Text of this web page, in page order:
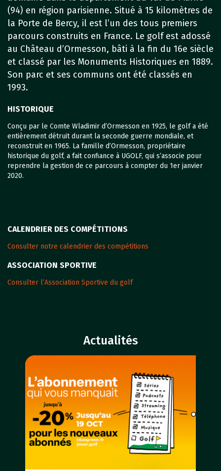
(94) en région parisienne. Situé à 15 kilomètres de
la Porte de Bercy, il est l’un des tous premiers
parcours construits en France. Le golf est adossé
au Château d’Ormesson, bâti à la fin du 16e siècle
et classé par les Monuments Historiques en 1889.
Son parc et ses communs ont été classés en
1993.
HISTORIQUE
Conçu par le Comte Wladimir d’Ormesson en 1925, le golf a été
entièrement détruit durant la seconde guerre mondiale, et
reconstruit en 1965. La famille d’Ormesson, propriétaire
historique du golf, a fait confiance à UGOLF, qui s’associe pour
reprendre la gestion de ce parcours à compter du 1er janvier
2020.
CALENDRIER DES COMPÉTITIONS
Consulter notre calendrier des compétitions
ASSOCIATION SPORTIVE
Consulter l’Association Sportive du golf
Actualités